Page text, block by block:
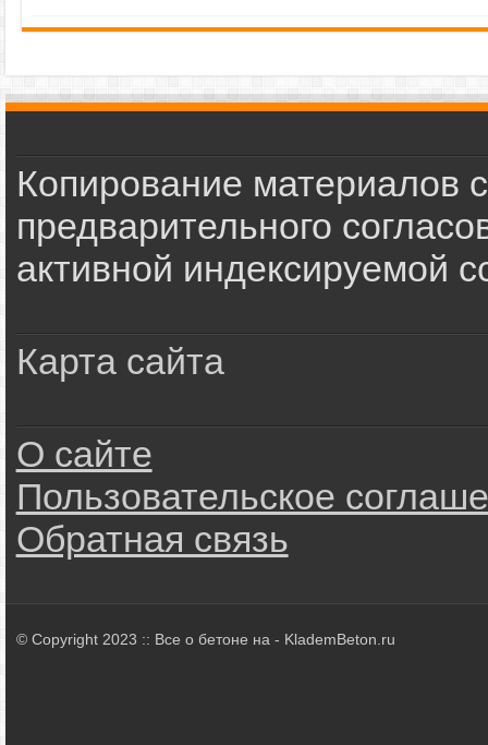
Копирование материалов
предварительного
активной индексируемой
Карта сайта
О сайте
Пользовательское
Обратная связь
© Copyright 2023 :: Все о бетоне на - KlademBeton.ru